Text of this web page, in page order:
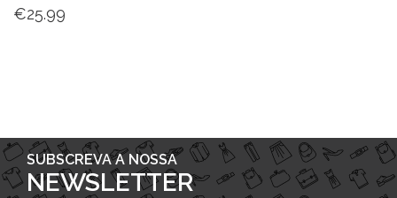
€25.99
SUBSCREVA A NOSSA
NEWSLETTER